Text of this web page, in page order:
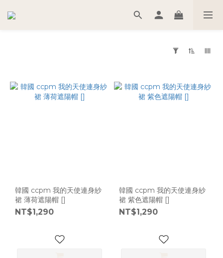
篩
M
(6)
韓國 ccpm 我的天使連身紗
裙 薄荷遮陽帽 []
NT$1,290
韓國 ccpm 我的天使連身紗
裙 紫色遮陽帽 []
NT$1,290